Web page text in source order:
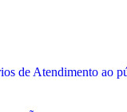
de Atendimento ao